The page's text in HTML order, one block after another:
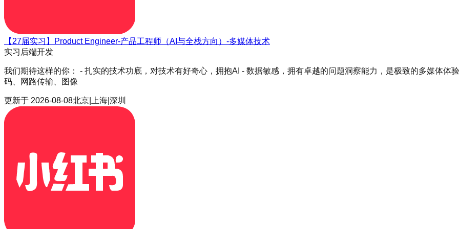
【27届实习】Product Engineer-产品工程师（AI与全栈方向）-多媒体技术
实习 后端开发
我们期待这样的你： - 扎实的技术功底，对技术有好奇心，拥抱AI - 数据敏感，拥有卓越的问题洞察能力，是极致的多媒体体
码、网路传输、图像
更新于 2026-08-08北京|上海|深圳